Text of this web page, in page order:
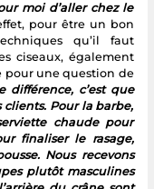
moi d’aller chez le
pour être un bon
qu’il faut
ciseaux, également
pour une question de
différence, c’est que
clients. Pour la barbe,
chaude pour
finaliser le rasage,
Nous recevons
plutôt masculines